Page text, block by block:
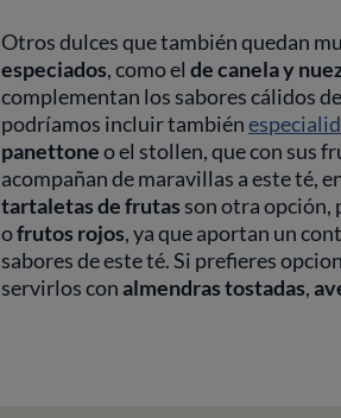
Otros dulces que también quedan
especiados, como el de canela y
complementan los sabores cálidos
podríamos incluir también
panettoneo el stollen, que con sus
acompañan de maravillas a este té,
tartaletas de frutasson otra opción,
ofrutos rojos, ya que aportan un
sabores de este té. Si prefieres
servirlos conalmendras tostadas,